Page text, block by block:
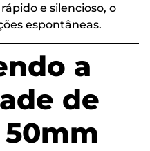
e silencioso, o
espontâneas.
a
de